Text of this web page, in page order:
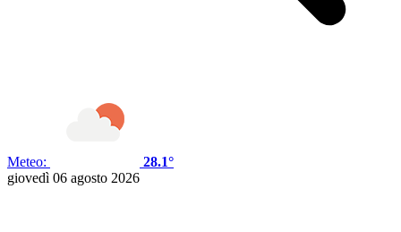
Meteo:
28.1°
giovedì 06 agosto 2026